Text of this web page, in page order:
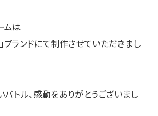
流れ
ギャラリー
ムは
ブランドにて制作させていただきまし
バトル、感動をありがとうございまし